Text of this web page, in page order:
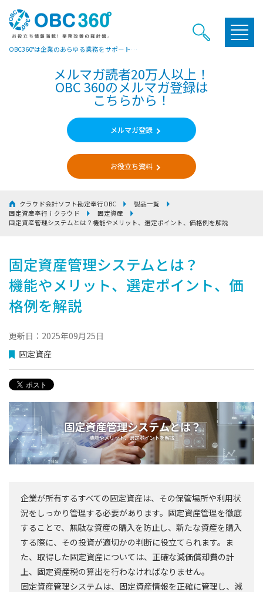
OBC360°は企業のあらゆる業務をサポートするヒントやお役立ち情報をご提供しています
メルマガ読者20万人以上！
OBC 360のメルマガ登録は
こちらから！
メルマガ登録
お役立ち資料
クラウド会計ソフト勘定奉行OBC
製品一覧
固定資産奉行ｉクラウド
固定資産
固定資産管理システムとは？ 機能やメリット、選定ポイント、価格例を解説
固定資産管理システムとは？
機能やメリット、選定ポイント、価
格例を解説
更新日：2025年09月25日
固定資産
企業が所有するすべての固定資産は、その保管場所や利用状
況をしっかり管理する必要があります。固定資産管理を徹底
することで、無駄な資産の購入を防止し、新たな資産を購入
する際に、その投資が適切かの判断に役立てられます。ま
た、取得した固定資産については、正確な減価償却費の計
上、固定資産税の算出を行わなければなりません。
固定資産管理システムは、固定資産情報を正確に管理し、減